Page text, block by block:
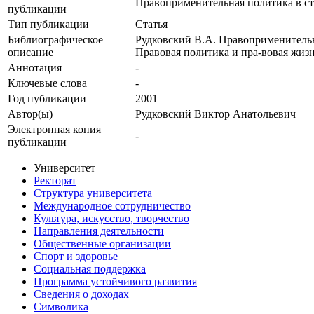
публикации
Правоприменительная политика в
Тип публикации
Статья
Библиографическое
описание
Рудковский В.А.
Правовая политика и пра-вовая
Аннотация
-
Ключевые cлова
-
Год публикации
2001
Автор(ы)
Рудковский Виктор Анатольевич
Электронная копия
публикации
-
Университет
Ректорат
Структура университета
Международное сотрудничество
Культура, искусство, творчество
Направления деятельности
Общественные организации
Спорт и здоровье
Социальная поддержка
Программа устойчивого развития
Сведения о доходах
Символика